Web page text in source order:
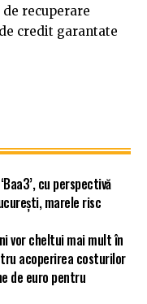
recuperare
credit garantate
cu perspectivă
marele risc
vor cheltui mai mult în
acoperirea costurilor
de euro pentru